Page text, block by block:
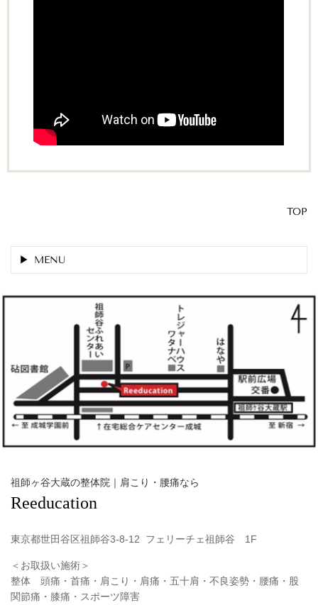
TOP
MENU
祖師ヶ谷大蔵の整体院｜肩こり・腰痛なら
Reeducation
東京都世田谷区祖師谷3-8-12 フェリーチェ祖師谷 1F
＜お取扱い施術＞
整体 頭痛・首痛・肩こり・肩痛・五十肩・不良姿勢・腰痛・股
関節痛・膝痛・スポーツ障害